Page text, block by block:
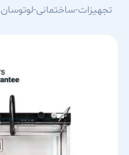
https://chechilas.com/lutoosan/تجهیزات-ساختمانی-لوتوسان